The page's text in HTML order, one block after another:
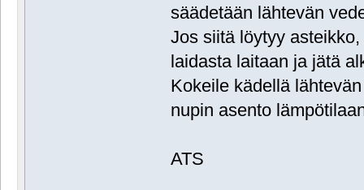
säädetään lähtevän
Jos siitä löytyy
laidasta laitaan ja jätä
Kokeile kädellä
nupin asento
ATS